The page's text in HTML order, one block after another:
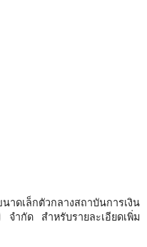
เล็กตัวกลางสถาบันการเงิน
จำกัด สำหรับรายละเอียดเพิ่ม